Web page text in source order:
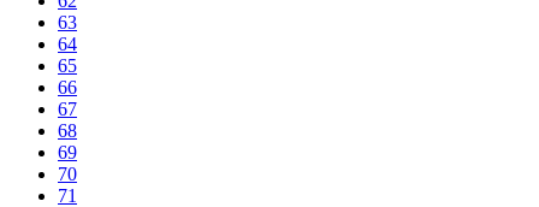
63
64
65
66
67
68
69
70
71